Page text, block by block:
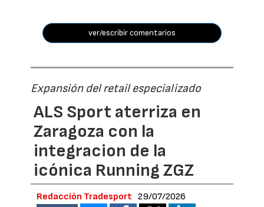
ver/escribir comentarios
Expansión del retail especializado
ALS Sport aterriza en
Zaragoza con la
integracion de la
icónica Running ZGZ
Redacción Tradesport 29/07/2026